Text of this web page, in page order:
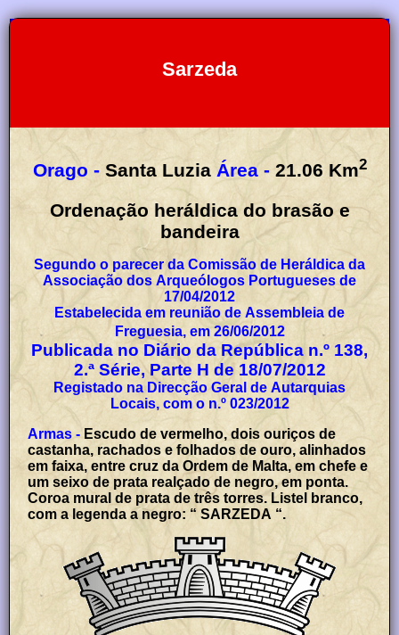
Sarzeda
Orago - Santa Luzia Área - 21.06 Km2
Ordenação heráldica do brasão e
bandeira
Segundo o parecer da Comissão de Heráldica da
Associação dos Arqueólogos Portugueses de
17/04/2012
Estabelecida em reunião de Assembleia de
Freguesia, em 26/06/2012
Publicada no Diário da República n.º 138,
2.ª Série, Parte H de 18/07/2012
Registado na Direcção Geral de Autarquias
Locais, com o n.º 023/2012
Armas - Escudo de vermelho, dois ouriços de
castanha, rachados e folhados de ouro, alinhados
em faixa, entre cruz da Ordem de Malta, em chefe e
um seixo de prata realçado de negro, em ponta.
Coroa mural de prata de três torres. Listel branco,
com a legenda a negro: “ SARZEDA “.